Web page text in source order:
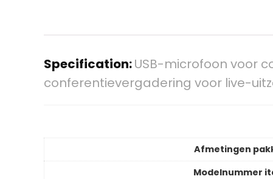
Specification:USB-microfoon voor
conferentievergadering voor live-
Afmetingen
Modelnummer